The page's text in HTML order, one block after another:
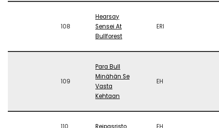
108
Hearsay
Sensei At
Bullforest
ERI
109
Para Bull
Minähän Se
Vasta
Kehtaan
EH